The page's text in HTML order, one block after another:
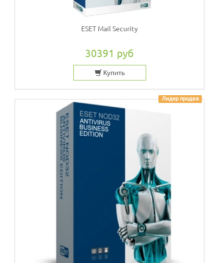
ESET Mail Security
30391 руб
Купить
Лидер продаж